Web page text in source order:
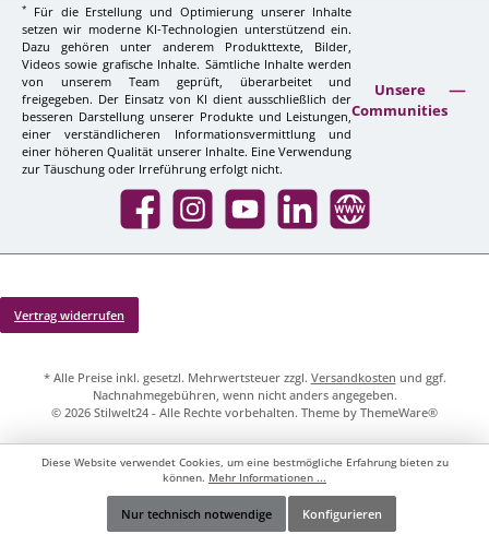
*
Für die Erstellung und Optimierung unserer Inhalte
setzen wir moderne KI-Technologien unterstützend ein.
Dazu gehören unter anderem Produkttexte, Bilder,
Videos sowie grafische Inhalte. Sämtliche Inhalte werden
von unserem Team geprüft, überarbeitet und
freigegeben. Der Einsatz von KI dient ausschließlich der
besseren Darstellung unserer Produkte und Leistungen,
einer verständlicheren Informationsvermittlung und
einer höheren Qualität unserer Inhalte. Eine Verwendung
zur Täuschung oder Irreführung erfolgt nicht.
Unsere
Communities
Facebook InstagramYouTube LinkedIn Website
Vertrag widerrufen
* Alle Preise inkl. gesetzl. Mehrwertsteuer zzgl. Versandkosten und ggf.
Nachnahmegebühren, wenn nicht anders angegeben.
© 2026 Stilwelt24 - Alle Rechte vorbehalten. Theme by ThemeWare®
Diese Website verwendet Cookies, um eine bestmögliche Erfahrung bieten zu
können. Mehr Informationen ...
Nur technisch notwendige Konfigurieren